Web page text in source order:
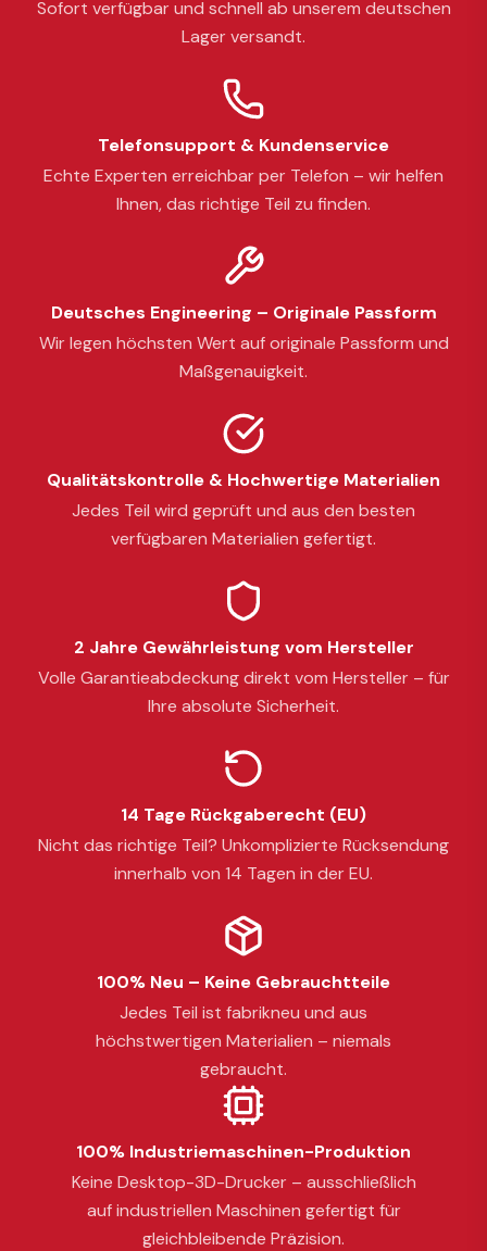
Sofort verfügbar und schnell ab unserem deutschen
Lager versandt.
Telefonsupport & Kundenservice
Echte Experten erreichbar per Telefon – wir helfen
Ihnen, das richtige Teil zu finden.
Deutsches Engineering – Originale Passform
Wir legen höchsten Wert auf originale Passform und
Maßgenauigkeit.
Qualitätskontrolle & Hochwertige Materialien
Jedes Teil wird geprüft und aus den besten
verfügbaren Materialien gefertigt.
2 Jahre Gewährleistung vom Hersteller
Volle Garantieabdeckung direkt vom Hersteller – für
Ihre absolute Sicherheit.
14 Tage Rückgaberecht (EU)
Nicht das richtige Teil? Unkomplizierte Rücksendung
innerhalb von 14 Tagen in der EU.
100% Neu – Keine Gebrauchtteile
Jedes Teil ist fabrikneu und aus
höchstwertigen Materialien – niemals
gebraucht.
100% Industriemaschinen-Produktion
Keine Desktop-3D-Drucker – ausschließlich
auf industriellen Maschinen gefertigt für
gleichbleibende Präzision.